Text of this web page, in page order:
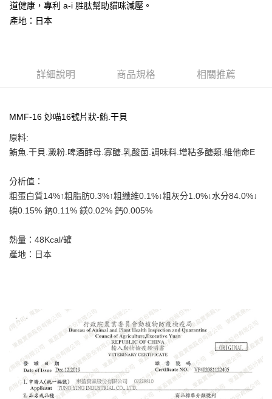
【關於「AFTEE先享後付」】
AFTEE先享後付是「在收到商品之後才付款」的支付方式。 讓您購物簡單
結帳頁面，進行簡訊認證並確認金額後，即可完成結帳。
２．訂單成立數日內，您將收到繳費通知簡訊。
３．收到繳費通知簡訊後14天內，點擊此簡訊中的連結，可透過四大超商／
ATM／網路銀行／等多元方式進行付款，方視為交易完成。
※ 請注意：結帳手續完成當下不需立刻繳費，但若您需要取消訂單，請聯絡
後付繳納相關費用。
※ 交易是否成功請以「AFTEE先享後付 」之結帳頁面顯示為準，若有關於
是否繳費成功／繳費後需取消欲退款等相關疑問，請聯繫「AFTEE先享後付
客戶支援中心」 https://netprotections.freshdesk.com/support/home
１．透過由恩沛科技股份有限公司提供之「AFTEE先享後付」服務完成之交
易，需依本服務之必要範圍內提供個人資料，並將交易相關給付款項請求債
「AFTEE先享後付」，若未經同意申辦者引起之損失，本公司不負相關責
任。
４．使用「AFTEE先享後付」時，將依據個別帳號之用戶狀況，依本公司即
時審查核予不同之上限額度；若仍有額度不足之情形，本公司將視審查結果
請求用戶進行身份認證。
５．嚴禁一人註冊多個帳號或使用他人資訊註冊。若發現惡意使用之情形，
恩沛科技股份有限公司將有權停止該用戶之使用額度並採取法律行動。
ATM付款
全家取貨付款
宅配運費
道健康，專利 a-i 胜肽幫助貓咪減壓。
產地：日本
詳細說明 商品規格 相關推薦
MMF-16 妙喵16號片狀-鮪.干貝
原料:
鮪魚.干貝.澱粉.啤酒酵母.寡醣.乳酸菌.調味料.增粘多醣類.維他命E
分析值：
粗蛋白質14%↑粗脂肪0.3%↑粗纖維0.1%↓粗灰分1.0%↓水分84.0%↓
磷0.15% 鈉0.11% 鎂0.02% 鈣0.005%
熱量：48Kcal/罐
產地：日本